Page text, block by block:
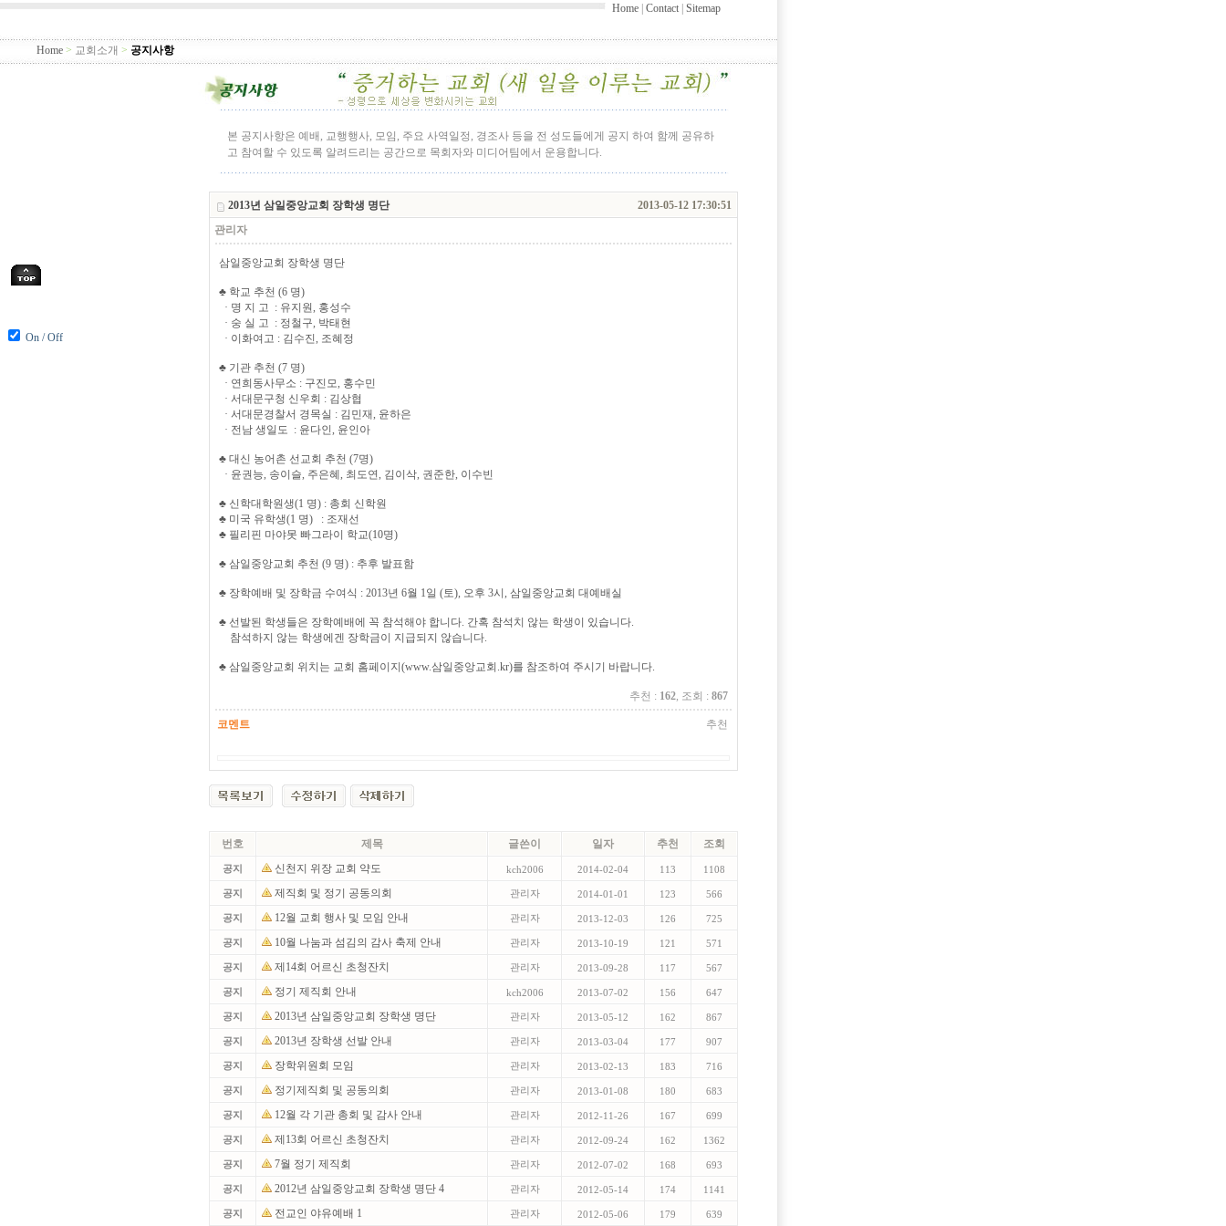
On / Off
Home Contact Sitemap
Home > 교회소개 > 공지사항
본 공지사항은 예배, 교행행사, 모임, 주요 사역일정, 경조사 등을 전 성도들에게 공지 하여 함께 공유하
고 참여할 수 있도록 알려드리는 공간으로 목회자와 미디어팀에서 운용합니다.
2013년 삼일중앙교회 장학생 명단
2013-05-12 17:30:51
관리자
삼일중앙교회 장학생 명단
♣ 학교 추천 (6 명)
· 명 지 고 : 유지원, 홍성수
· 숭 실 고 : 정철구, 박태현
· 이화여고 : 김수진, 조혜정
♣ 기관 추천 (7 명)
· 연희동사무소 : 구진모, 홍수민
· 서대문구청 신우회 : 김상협
· 서대문경찰서 경목실 : 김민재, 윤하은
· 전남 생일도 : 윤다인, 윤인아
♣ 대신 농어촌 선교회 추천 (7명)
· 윤권능, 송이슬, 주은혜, 최도연, 김이삭, 권준한, 이수빈
♣ 신학대학원생(1 명) : 총회 신학원
♣ 미국 유학생(1 명) : 조재선
♣ 필리핀 마야못 빠그라이 학교(10명)
♣ 삼일중앙교회 추천 (9 명) : 추후 발표함
♣ 장학예배 및 장학금 수여식 : 2013년 6월 1일 (토), 오후 3시, 삼일중앙교회 대예배실
♣ 선발된 학생들은 장학예배에 꼭 참석해야 합니다. 간혹 참석치 않는 학생이 있습니다.
참석하지 않는 학생에겐 장학금이 지급되지 않습니다.
♣ 삼일중앙교회 위치는 교회 홈페이지(www.삼일중앙교회.kr)를 참조하여 주시기 바랍니다.
추천 : 162, 조회 : 867
코멘트 추천
번호 제목 글쓴이 일자 추천 조회
공지 신천지 위장 교회 약도 kch2006 2014-02-04 113 1108
공지 제직회 및 정기 공동의회 관리자 2014-01-01 123 566
공지 12월 교회 행사 및 모임 안내 관리자 2013-12-03 126 725
공지 10월 나눔과 섬김의 감사 축제 안내 관리자 2013-10-19 121 571
공지 제14회 어르신 초청잔치 관리자 2013-09-28 117 567
공지 정기 제직회 안내 kch2006 2013-07-02 156 647
공지 2013년 삼일중앙교회 장학생 명단 관리자 2013-05-12 162 867
공지 2013년 장학생 선발 안내 관리자 2013-03-04 177 907
공지 장학위원회 모임 관리자 2013-02-13 183 716
공지 정기제직회 및 공동의회 관리자 2013-01-08 180 683
공지 12월 각 기관 총회 및 감사 안내 관리자 2012-11-26 167 699
공지 제13회 어르신 초청잔치 관리자 2012-09-24 162 1362
공지 7월 정기 제직회 관리자 2012-07-02 168 693
공지 2012년 삼일중앙교회 장학생 명단 4 관리자 2012-05-14 174 1141
공지 전교인 야유예배 1 관리자 2012-05-06 179 639